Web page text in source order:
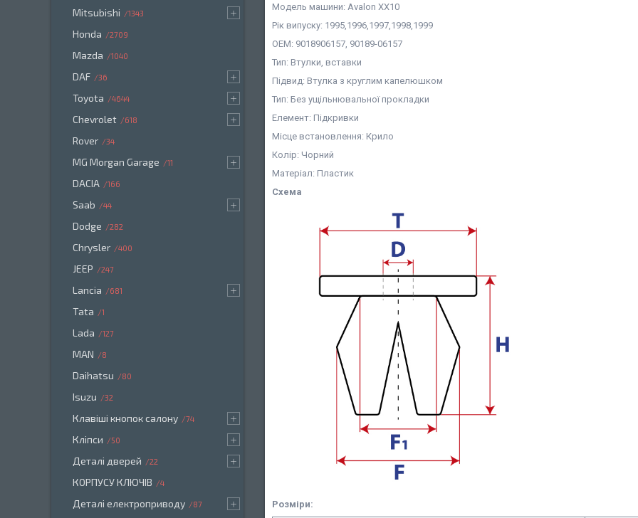
Модель машини: Avalon XX10
Рік випуску: 1995,1996,1997,1998,1999
OEM: 9018906157, 90189-06157
Тип: Втулки, вставки
Підвид: Втулка з круглим капелюшком
Тип: Без ущільнювальної прокладки
Елемент: Підкривки
Місце встановлення: Крило
Колір: Чорний
Матеріал: Пластик
Схема
Розміри:
Mitsubishi 1343
Honda 2709
Mazda 1040
DAF 36
Toyota 4644
Chevrolet 618
Rover 34
MG Morgan Garage 11
DACIA 166
Saab 44
Dodge 282
Chrysler 400
JEEP 247
Lancia 681
Tata 1
Lada 127
MAN 8
Daihatsu 80
Isuzu 32
Клавіші кнопок салону 74
Кліпси 50
Деталі дверей 22
КОРПУСУ КЛЮЧІВ 4
Деталі електроприводу 87